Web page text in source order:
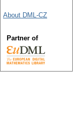
About DML-CZ
Partner of